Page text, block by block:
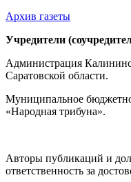
Архив газеты
Учредители
Администрация
Саратовской области.
Муниципальное
«Народная трибуна».
Авторы публикаций и
ответственность за